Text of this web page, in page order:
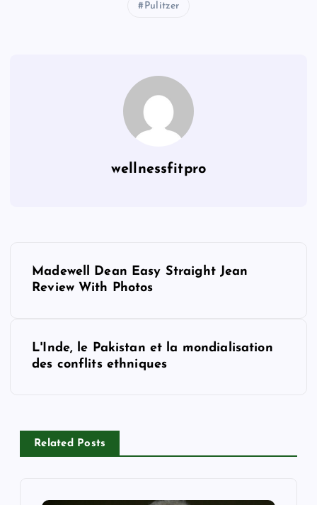
Pulitzer
wellnessfitpro
a
Madewell Dean Easy Straight Jean
Review With Photos
L'Inde, le Pakistan et la mondialisation
des conflits ethniques
Related Posts